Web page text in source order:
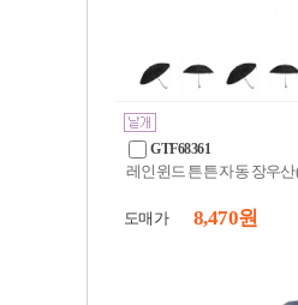
GTF68361
레인윈드 튼튼 자동 장우
도매가 8,470 원